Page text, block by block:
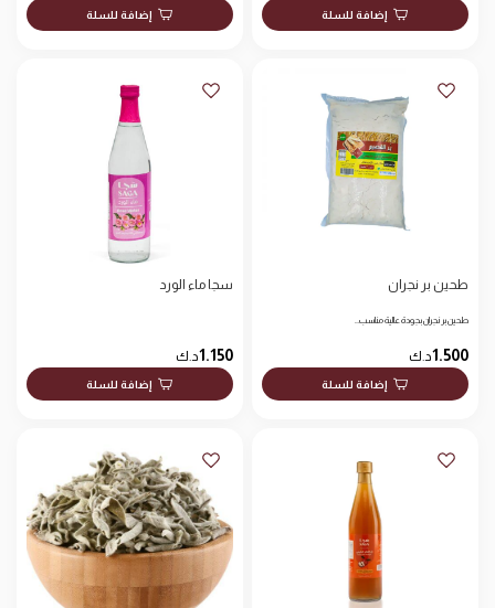
إضافة للسلة إضافة للسلة
طحين بر نجران
طحين بر نجران بجودة عالية مناسب…
1.500د.ك
إضافة للسلة
سجا ماء الورد
1.150د.ك
إضافة للسلة